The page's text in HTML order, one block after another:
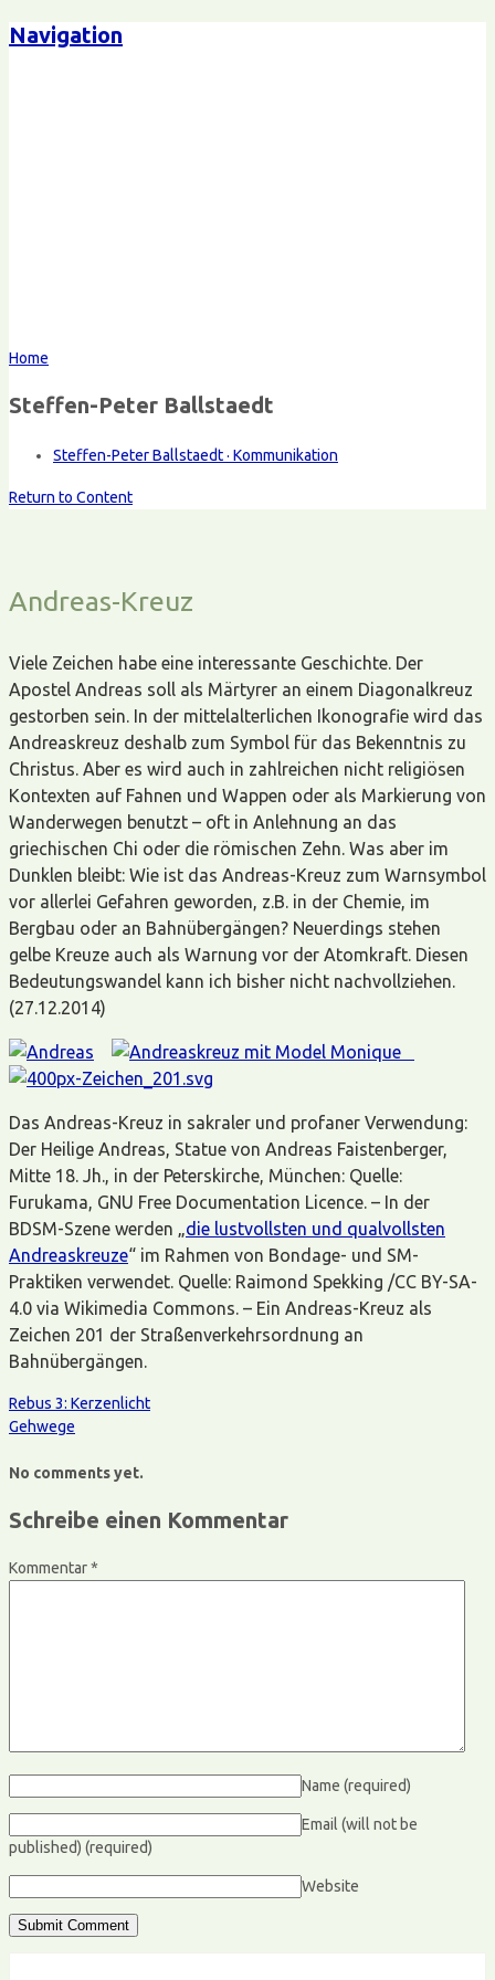
Navigation
Home
Steffen-Peter Ballstaedt
Steffen-Peter Ballstaedt · Kommunikation
Return to Content
Andreas-Kreuz
Viele Zeichen habe eine interessante Geschichte. Der
Apostel Andreas soll als Märtyrer an einem Diagonalkreuz
gestorben sein. In der mittelalterlichen Ikonografie wird das
Andreaskreuz deshalb zum Symbol für das Bekenntnis zu
Christus. Aber es wird auch in zahlreichen nicht religiösen
Kontexten auf Fahnen und Wappen oder als Markierung von
Wanderwegen benutzt – oft in Anlehnung an das
griechischen Chi oder die römischen Zehn. Was aber im
Dunklen bleibt: Wie ist das Andreas-Kreuz zum Warnsymbol
vor allerlei Gefahren geworden, z.B. in der Chemie, im
Bergbau oder an Bahnübergängen? Neuerdings stehen
gelbe Kreuze auch als Warnung vor der Atomkraft. Diesen
Bedeutungswandel kann ich bisher nicht nachvollziehen.
(27.12.2014)
Das Andreas-Kreuz in sakraler und profaner Verwendung:
Der Heilige Andreas, Statue von Andreas Faistenberger,
Mitte 18. Jh., in der Peterskirche, München: Quelle:
Furukama, GNU Free Documentation Licence. – In der
BDSM-Szene werden „ die lustvollsten und qualvollsten
Andreaskreuze“ im Rahmen von Bondage- und SM-
Praktiken verwendet. Quelle: Raimond Spekking /CC BY-SA-
4.0 via Wikimedia Commons. – Ein Andreas-Kreuz als
Zeichen 201 der Straßenverkehrsordnung an
Bahnübergängen.
Rebus 3: Kerzenlicht
Gehwege
No comments yet.
Schreibe einen Kommentar
Kommentar*
Name (required)
Email (will not be
published) (required)
Website